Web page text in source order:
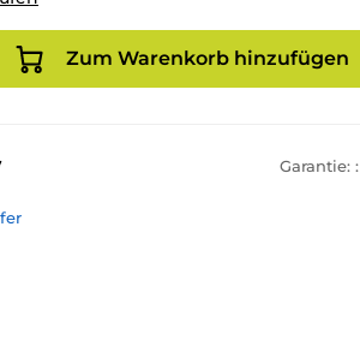
Zum Warenkorb hinzufügen
Garantie: :